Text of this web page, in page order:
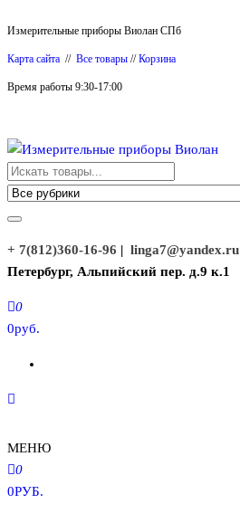
к
содержимому
Измерительные приборы Виолан СПб
Карта сайта // Все товары //Корзина
Время работы 9:30-17:00
Измерительные приборы Виолан
+ 7(812)360-16-96 | linga7@yandex.ru
Петербург, Альпийский пер. д.9 к.1
0
0руб.
МЕНЮ
0
0РУБ.